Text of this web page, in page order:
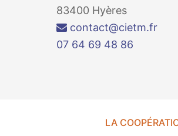
83400 Hyères
contact@cietm.fr
07 64 69 48 86
LA